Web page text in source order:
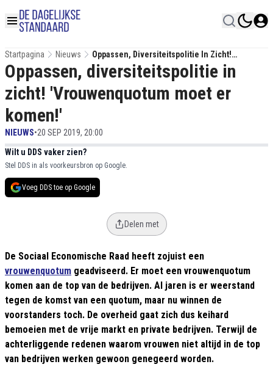
Startpagina Nieuws
Oppassen, Diversiteitspolitie In Zicht!
'Vrouwenquotum Moet Er Komen!'
Oppassen, diversiteitspolitie in
zicht! 'Vrouwenquotum moet er
komen!'
NIEUWS•20 SEP 2019, 20:00
Wilt u DDS vaker zien?
Stel DDS in als voorkeursbron op Google.
Voeg DDS toe op Google
Delen met
De Sociaal Economische Raad heeft zojuist een
vrouwenquotum geadviseerd. Er moet een vrouwenquotum
komen aan de top van de bedrijven. Al jaren is er weerstand
tegen de komst van een quotum, maar nu winnen de
voorstanders toch. De overheid gaat zich dus keihard
bemoeien met de vrije markt en private bedrijven. Terwijl de
achterliggende redenen waarom vrouwen niet altijd in de top
van bedrijven werken gewoon genegeerd worden.